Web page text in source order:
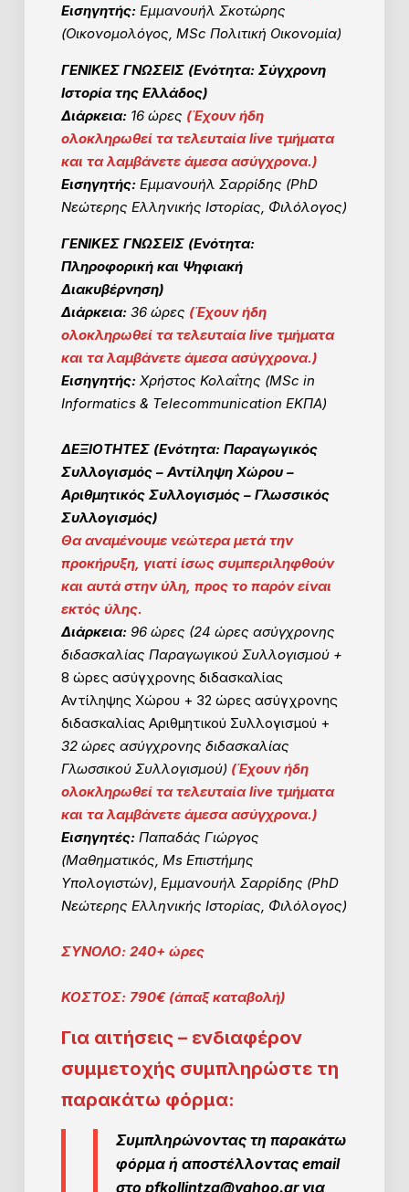
Εισηγητής: Εμμανουήλ Σκοτώρης
(Οικονομολόγος, ΜSc Πολιτική Οικονομία)
ΓΕΝΙΚΕΣ ΓΝΩΣΕΙΣ (Ενότητα: Σύγχρονη
Ιστορία της Ελλάδος)
Διάρκεια: 16 ώρες (Έχουν ήδη
ολοκληρωθεί τα τελευταία live τμήματα
και τα λαμβάνετε άμεσα ασύγχρονα.)
Εισηγητής: Εμμανουήλ Σαρρίδης (PhD
Νεώτερης Ελληνικής Ιστορίας, Φιλόλογος)
ΓΕΝΙΚΕΣ ΓΝΩΣΕΙΣ (Ενότητα:
Πληροφορική και Ψηφιακή
Διακυβέρνηση)
Διάρκεια: 36 ώρες (Έχουν ήδη
ολοκληρωθεί τα τελευταία live τμήματα
και τα λαμβάνετε άμεσα ασύγχρονα.)
Εισηγητής: Χρήστος Κολαΐτης (MSc in
Informatics & Telecommunication ΕΚΠΑ)
ΔΕΞΙΟΤΗΤΕΣ (Ενότητα: Παραγωγικός
Συλλογισμός– Αντίληψη Χώρου–
Αριθμητικός Συλλογισμός – Γλωσσικός
Συλλογισμός)
Θα αναμένουμε νεώτερα μετά την
προκήρυξη, γιατί ίσως συμπεριληφθούν
και αυτά στην ύλη, προς το παρόν είναι
εκτός ύλης.
Διάρκεια: 96 ώρες (24 ώρες ασύγχρονης
διδασκαλίας Παραγωγικού Συλλογισμού +
8 ώρες ασύγχρονης διδασκαλίας
Αντίληψης Χώρου + 32 ώρες ασύγχρονης
διδασκαλίας Αριθμητικού Συλλογισμού +
32 ώρες ασύγχρονης διδασκαλίας
Γλωσσικού Συλλογισμού) (Έχουν ήδη
ολοκληρωθεί τα τελευταία live τμήματα
και τα λαμβάνετε άμεσα ασύγχρονα.)
Εισηγητές: Παπαδάς Γιώργος
(Μαθηματικός, Μs Επιστήμης
Υπολογιστών), Εμμανουήλ Σαρρίδης (PhD
Νεώτερης Ελληνικής Ιστορίας, Φιλόλογος)
ΣΥΝΟΛΟ: 240+ ώρες
ΚΟΣΤΟΣ: 790€ (άπαξ καταβολή)
Για αιτήσεις – ενδιαφέρον
συμμετοχής συμπληρώστε τη
παρακάτω φόρμα:
Συμπληρώνοντας τη παρακάτω
φόρμα ή αποστέλλοντας email
στο pfkollintza@yahoo.gr για